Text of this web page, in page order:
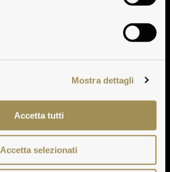
Mostra dettagli
Accetta tutti
Accetta selezionati